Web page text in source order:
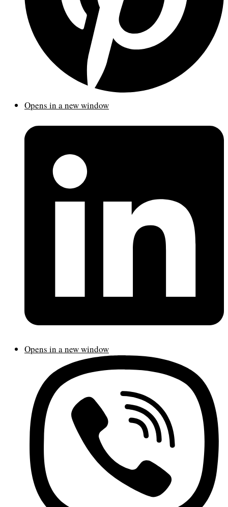
Opens in a new window
Opens in a new window